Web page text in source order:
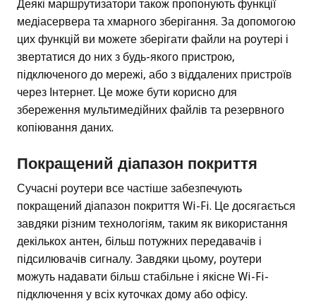
Деякі маршрутизатори також пропонують функції
медіасервера та хмарного зберігання. За допомогою
цих функцій ви можете зберігати файли на роутері і
звертатися до них з будь-якого пристрою,
підключеного до мережі, або з віддалених пристроїв
через Інтернет. Це може бути корисно для
збереження мультимедійних файлів та резервного
копіювання даних.
Покращений діапазон покриття
Сучасні роутери все частіше забезпечують
покращений діапазон покриття Wi-Fi. Це досягається
завдяки різним технологіям, таким як використання
декількох антен, більш потужних передавачів і
підсилювачів сигналу. Завдяки цьому, роутери
можуть надавати більш стабільне і якісне Wi-Fi-
підключення у всіх куточках дому або офісу.